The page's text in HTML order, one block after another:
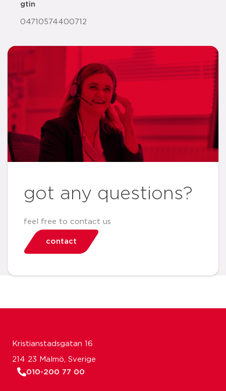
gtin
04710574400712
got any questions?
feel free to contact us
contact
Kristianstadsgatan 16
214 23 Malmö, Sverige
010-200 77 00